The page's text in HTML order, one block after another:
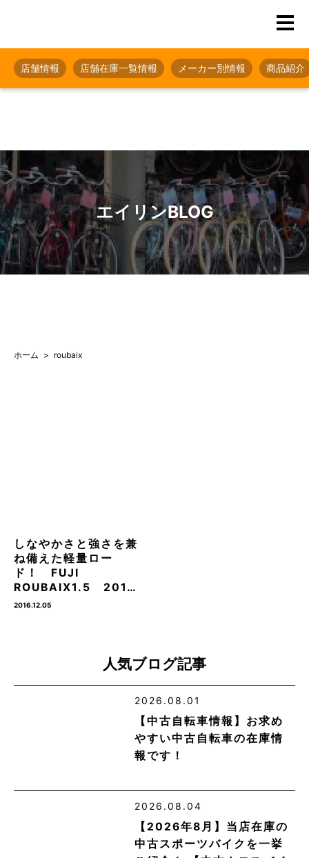
店舗情報 店舗在庫一覧情報 メーカー別情報 商品紹介
エイリンBLOG
ホーム roubaix
しなやかさと強さを兼
ね備えた軽量ロー
ド！ FUJI
ROUBAIX1.5 201…
2016.12.05
人気ブログ記事
2026.08.01
【中古自転車情報】お求め
やすい中古自転車の在庫情
報です！
2026.08.04
【2026年8月】当店在庫の
中古スポーツバイクを一挙